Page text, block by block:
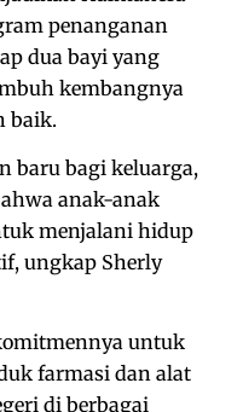
penanganan
dua bayi yang
kembangnya
baik.
baru bagi keluarga,
anak-anak
menjalani hidup
ungkap Sherly
untuk
farmasi dan alat
di berbagai